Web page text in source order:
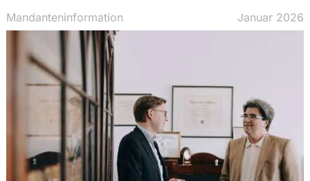
Mandanteninformation Januar 2026